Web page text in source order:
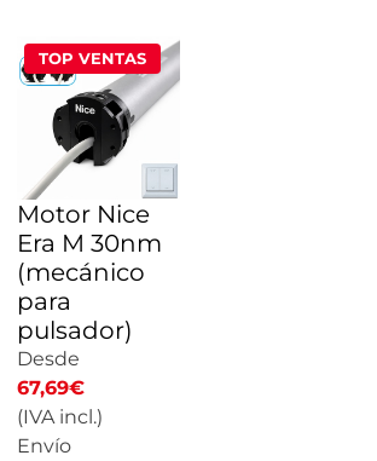
TOP VENTAS
Motor Nice
Era M 30nm
(mecánico
para
pulsador)
Desde
67,69€
(IVA incl.)
Envío